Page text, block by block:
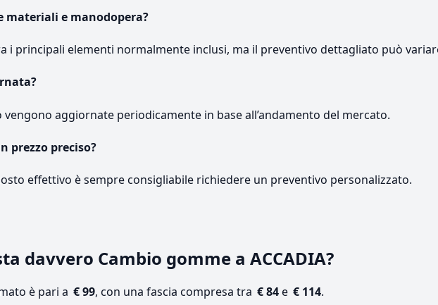
materiali e manodopera?
i principali elementi normalmente inclusi, ma il preventivo dettagliato può
vengono aggiornate periodicamente in base all’andamento del mercato.
prezzo preciso?
effettivo è sempre consigliabile richiedere un preventivo personalizzato.
davvero Cambio gomme a ACCADIA?
è pari a € 99, con una fascia compresa tra € 84e € 114.